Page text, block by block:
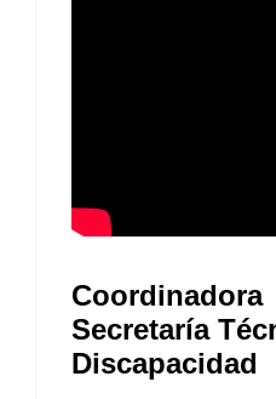
Coordinadora
Secretaría
Discapacidad